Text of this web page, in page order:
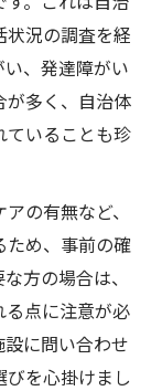
況の調査を経
、発達障がい
が多く、自治体
ていることも珍
の有無など、
ため、事前の確
方の場合は、
点に注意が必
に問い合わせ
を心掛けまし